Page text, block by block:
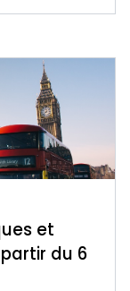
et
du 6